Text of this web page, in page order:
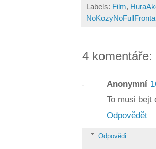
Labels: Film,
4 komentáře:
Anonymní
To musi bejt
Odpovědět
Odpovědi